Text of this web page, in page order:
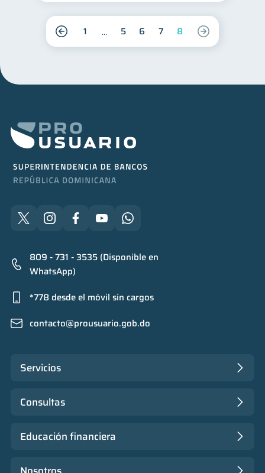
1 5 6 7 8
809 - 731 - 3535 (Disponible en
WhatsApp)
*778 desde el móvil sin cargos
contacto@prousuario.gob.do
Servicios
Consultas
Educación financiera